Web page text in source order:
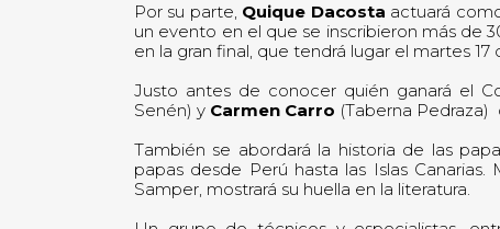
Por su parte, Quique Dacosta actuará
un evento en el que se inscribieron más de
en la gran final, que tendrá lugar el martes 17
Justo antes de conocer quién ganará el
Senén) y Carmen Carro (Taberna Pedraza)
También se abordará la historia de las
papas desde Perú hasta las Islas
Samper, mostrará su huella en la literatura.